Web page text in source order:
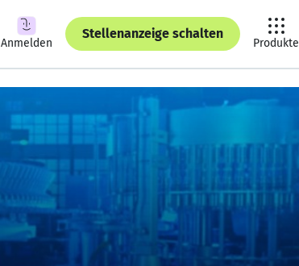
Anmelden
Stellenanzeige schalten
Produkte